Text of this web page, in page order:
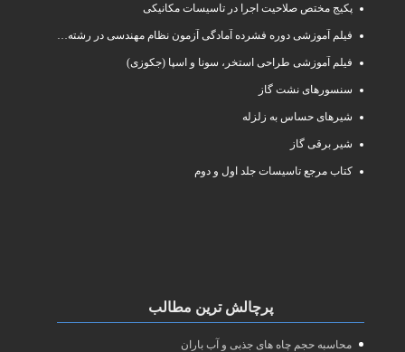
پکیج مختص صلاحیت اجرا در تاسیسات مکانیکی
فیلم آموزشی دوره فشرده آمادگی آزمون نظام مهندسی در رشته طراحی و نظارت تاسیسات مکانیکی ساختمان
فیلم آموزشی طراحی استخر، سونا و اسپا (جکوزی)
سنسورهای نشت گاز
شیرهای حساس به زلزله
شیر برقی گاز
کتاب مرجع تاسیسات جلد اول و دوم
پرچالش ترین مطالب
محاسبه حجم چاه های جذبی و آب باران